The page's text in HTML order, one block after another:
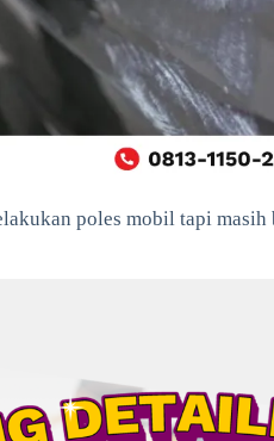
poles mobil tapi